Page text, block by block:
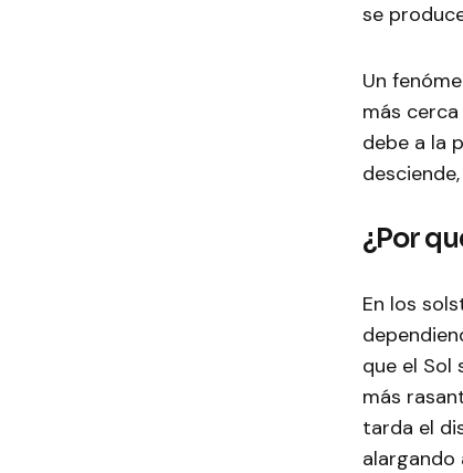
se
Un
más
debe a la
¿Por
En los
que el Sol
más
tarda el
alargando